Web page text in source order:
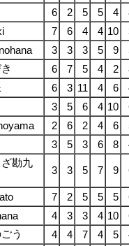
6 2 5 5 4
7 6 4 4 10
3 3 3 5 9
6 7 5 4 2
6 3 11 4 6
3 5 6 4 10
2 6 2 4 6
3 5 3 6 8
勘九
3 3 5 7 9
7 2 5 5 5
4 3 3 4 10
う 4 4 7 4 5